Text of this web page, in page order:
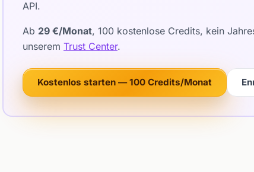
API.
Ab 29 €/Monat, 100 kostenlose Credits, kein
unserem Trust Center.
Kostenlos starten — 100 Credits/Monat